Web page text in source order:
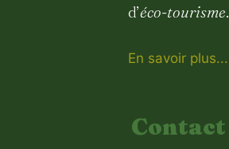
d’éco-tourisme.
En savoir plus...
Contact